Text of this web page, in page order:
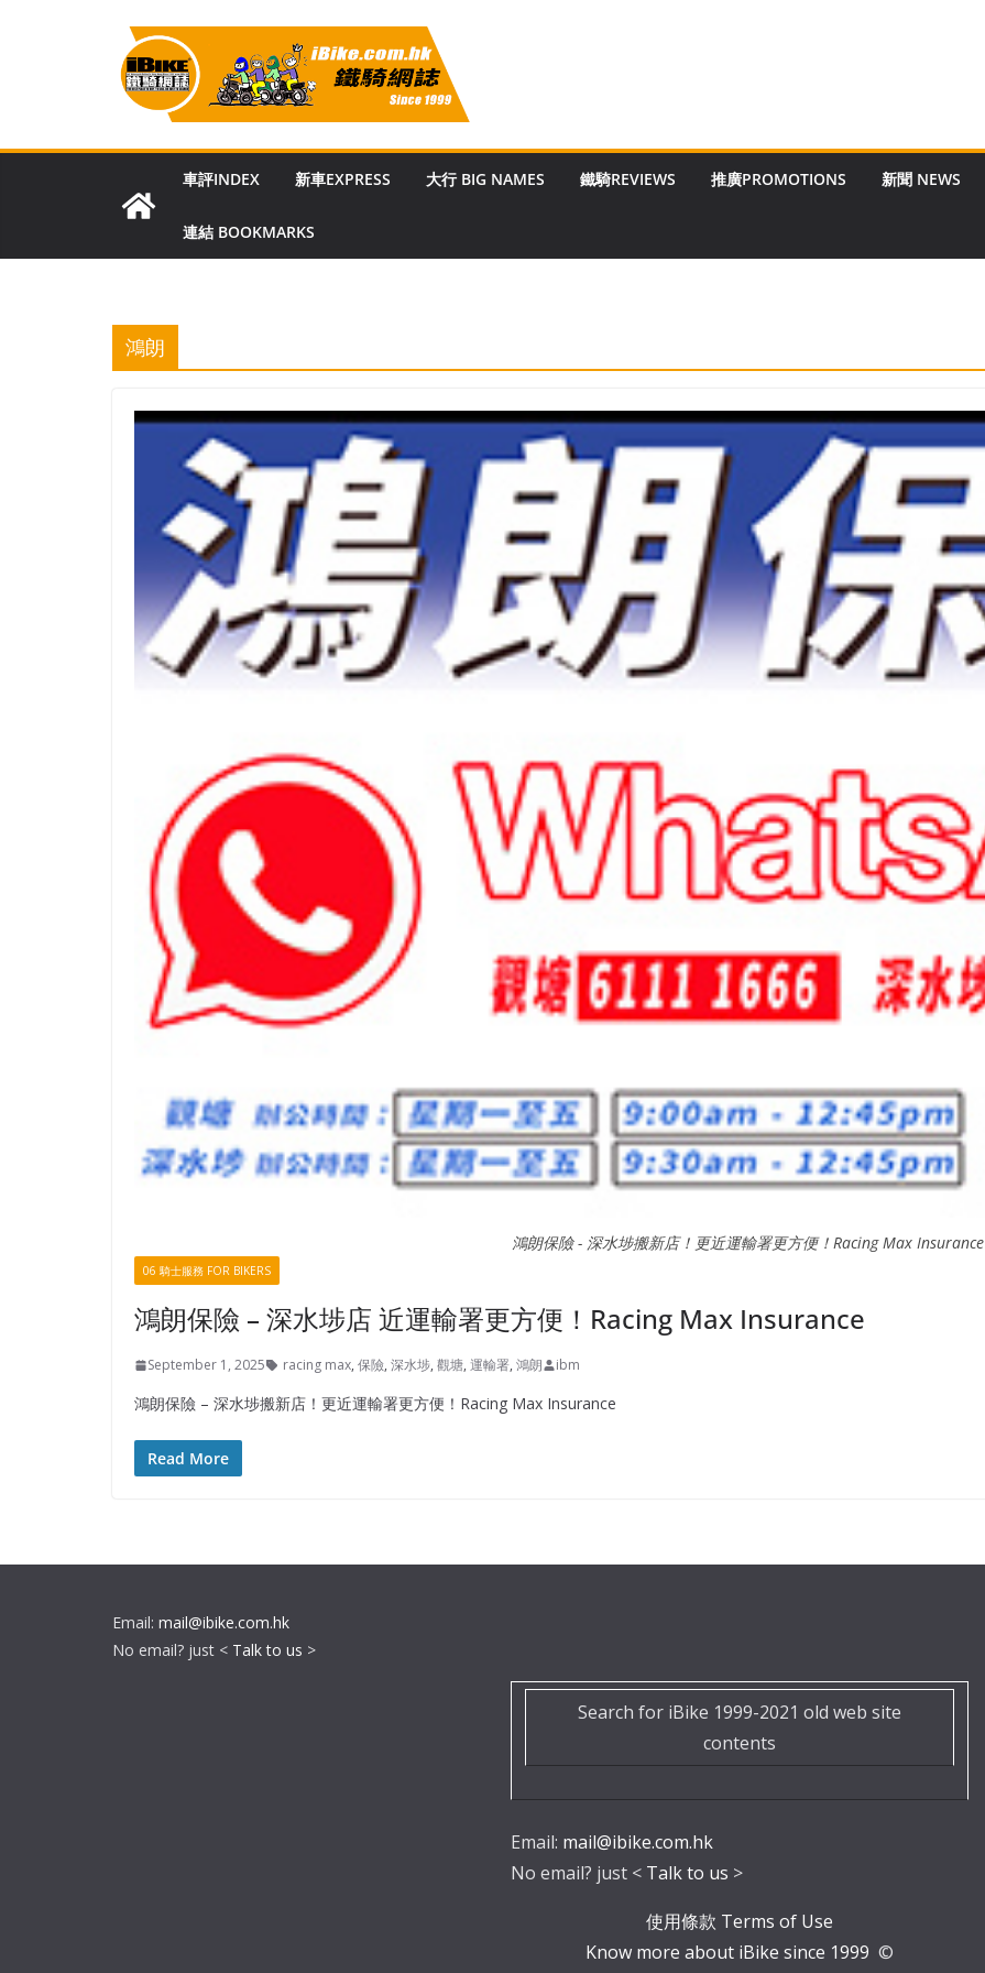
車評INDEX 新車EXPRESS 大行 BIG NAMES 鐵騎REVIEWS 推廣PROMOTIONS 新聞 NEWS
連結 BOOKMARKS
鴻朗
鴻朗保險 - 深水埗搬新店！更近運輸署更方便！Racing Max Insurance
06 騎士服務 FOR BIKERS
鴻朗保險 – 深水埗店 近運輸署更方便！Racing Max Insurance
September 1, 2025 racing max, 保險, 深水埗, 觀塘, 運輸署, 鴻朗 ibm
鴻朗保險 – 深水埗搬新店！更近運輸署更方便！Racing Max Insurance
Read More
Email: mail@ibike.com.hk
No email? just < Talk to us >
Search for iBike 1999-2021 old web site
contents
Email: mail@ibike.com.hk
No email? just < Talk to us >
使用條款 Terms of Use
Know more about iBike since 1999 ©